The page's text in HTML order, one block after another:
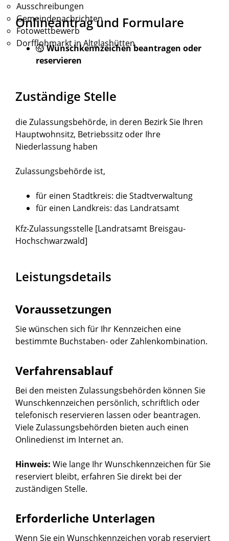
Ausschreibungen
Gemeindenachrichten
Fotowettbewerb
Dorfflohmarkt in Altglashütten
Onlineantrag und Formulare
Wunschkennzeichen beantragen oder
reservieren
Zuständige Stelle
die Zulassungsbehörde, in deren Bezirk Sie Ihren
Hauptwohnsitz, Betriebssitz oder Ihre
Niederlassung haben
Zulassungsbehörde ist,
für einen Stadtkreis: die Stadtverwaltung
für einen Landkreis: das Landratsamt
Kfz-Zulassungsstelle [Landratsamt Breisgau-
Hochschwarzwald]
Leistungsdetails
Voraussetzungen
Sie wünschen sich für Ihr Kennzeichen eine
bestimmte Buchstaben- oder Zahlenkombination.
Verfahrensablauf
Bei den meisten Zulassungsbehörden können Sie
Wunschkennzeichen persönlich, schriftlich oder
telefonisch reservieren lassen oder beantragen.
Viele Zulassungsbehörden bieten auch einen
Onlinedienst im Internet an.
Hinweis: Wie lange Ihr Wunschkennzeichen für Sie
reserviert bleibt, erfahren Sie direkt bei der
zuständigen Stelle.
Erforderliche Unterlagen
Wenn Sie ein Wunschkennzeichen vorab reserviert